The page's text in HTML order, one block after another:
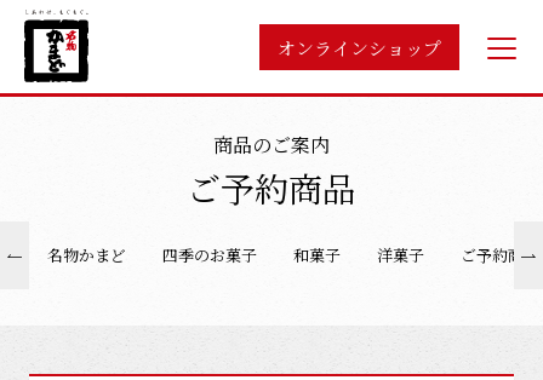
オンラインショップ
商品のご案内
ご予約商品
名物かまど 四季のお菓子 和菓子 洋菓子 ご予約商品